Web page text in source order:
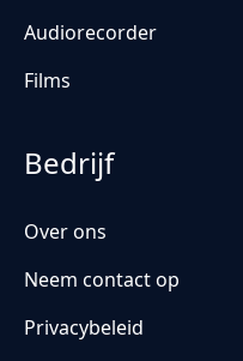
Audiorecorder
Films
Bedrijf
Over ons
Neem contact op
Privacybeleid